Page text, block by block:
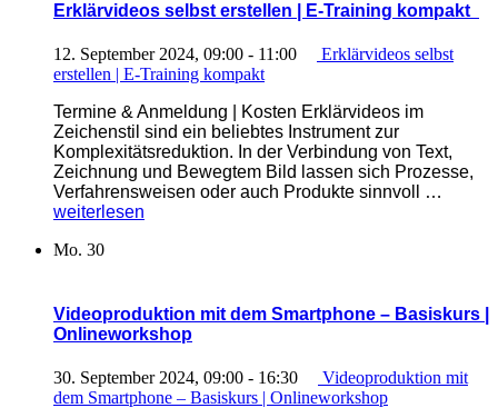
Erklärvideos selbst erstellen | E-Training kompakt
12. September 2024, 09:00 - 11:00
Erklärvideos selbst
erstellen | E-Training kompakt
Termine & Anmeldung | Kosten Erklärvideos im
Zeichenstil sind ein beliebtes Instrument zur
Komplexitätsreduktion. In der Verbindung von Text,
Zeichnung und Bewegtem Bild lassen sich Prozesse,
Verfahrensweisen oder auch Produkte sinnvoll …
weiterlesen
Mo. 30
Videoproduktion mit dem Smartphone – Basiskurs |
Onlineworkshop
30. September 2024, 09:00 - 16:30
Videoproduktion mit
dem Smartphone – Basiskurs | Onlineworkshop